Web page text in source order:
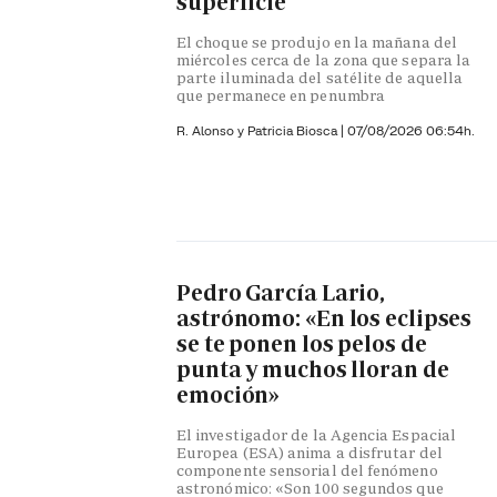
El choque se produjo en la mañana del
miércoles cerca de la zona que separa la
parte iluminada del satélite de aquella
que permanece en penumbra
R. Alonso y Patricia Biosca | 07/08/2026 06:54h.
Pedro García Lario,
astrónomo: «En los eclipses
se te ponen los pelos de
punta y muchos lloran de
emoción»
El investigador de la Agencia Espacial
Europea (ESA) anima a disfrutar del
componente sensorial del fenómeno
astronómico: «Son 100 segundos que